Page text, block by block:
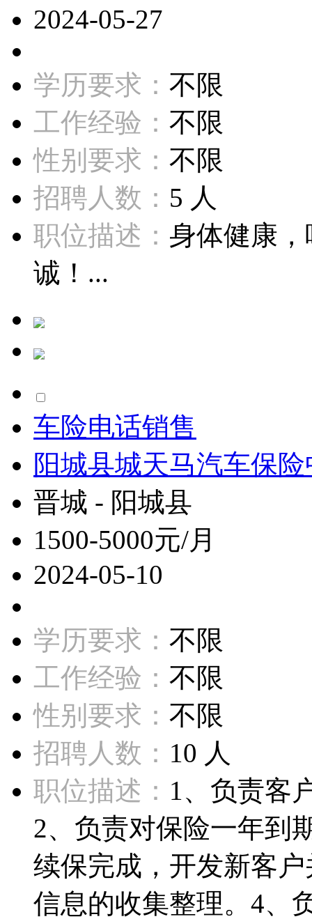
2024-05-27
学历要求： 不限
工作经验： 不限
性别要求： 不限
招聘人数： 5 人
职位描述： 身体健康
诚！...
车险电话销售
阳城县城天马汽车保
晋城 - 阳城县
1500-5000元/月
2024-05-10
学历要求： 不限
工作经验： 不限
性别要求： 不限
招聘人数： 10 人
职位描述： 1、负责客
2、负责对保险一年到
续保完成，开发新客
信息的收集整理。4、